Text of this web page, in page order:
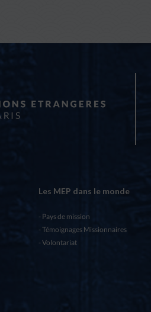
Les MEP dans le monde
Pays de mission
Témoignages Missionnaires
Volontariat